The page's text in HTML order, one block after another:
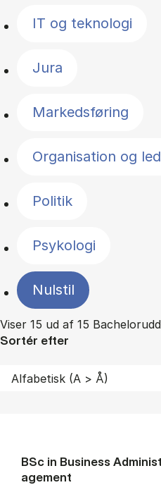
IT og teknologi
Jura
Markedsføring
Organisation og
Politik
Psykologi
Nulstil
Viser 15 ud af 15
Sortér efter
BSc in Busi­ness
age­ment